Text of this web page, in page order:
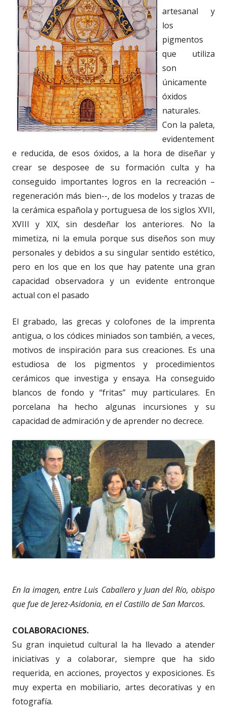
artesanal y
los
pigmentos
que utiliza
son
únicamente
óxidos
naturales.
Con la paleta,
evidentement
e reducida, de esos óxidos, a la hora de diseñar y
crear se desposee de su formación culta y ha
conseguido importantes logros en la recreación –
regeneración más bien--, de los modelos y trazas de
la cerámica española y portuguesa de los siglos XVII,
XVIII y XIX, sin desdeñar los anteriores. No la
mimetiza, ni la emula porque sus diseños son muy
personales y debidos a su singular sentido estético,
pero en los que en los que hay patente una gran
capacidad observadora y un evidente entronque
actual con el pasado
El grabado, las grecas y colofones de la imprenta
antigua, o los códices miniados son también, a veces,
motivos de inspiración para sus creaciones. Es una
estudiosa de los pigmentos y procedimientos
cerámicos que investiga y ensaya. Ha conseguido
blancos de fondo y “fritas” muy particulares. En
porcelana ha hecho algunas incursiones y su
capacidad de admiración y de aprender no decrece.
En la imagen, entre Luis Caballero y Juan del Río, obispo
que fue de Jerez-Asidonia, en el Castillo de San Marcos.
COLABORACIONES.
Su gran inquietud cultural la ha llevado a atender
iniciativas y a colaborar, siempre que ha sido
requerida, en acciones, proyectos y exposiciones. Es
muy experta en mobiliario, artes decorativas y en
fotografía.